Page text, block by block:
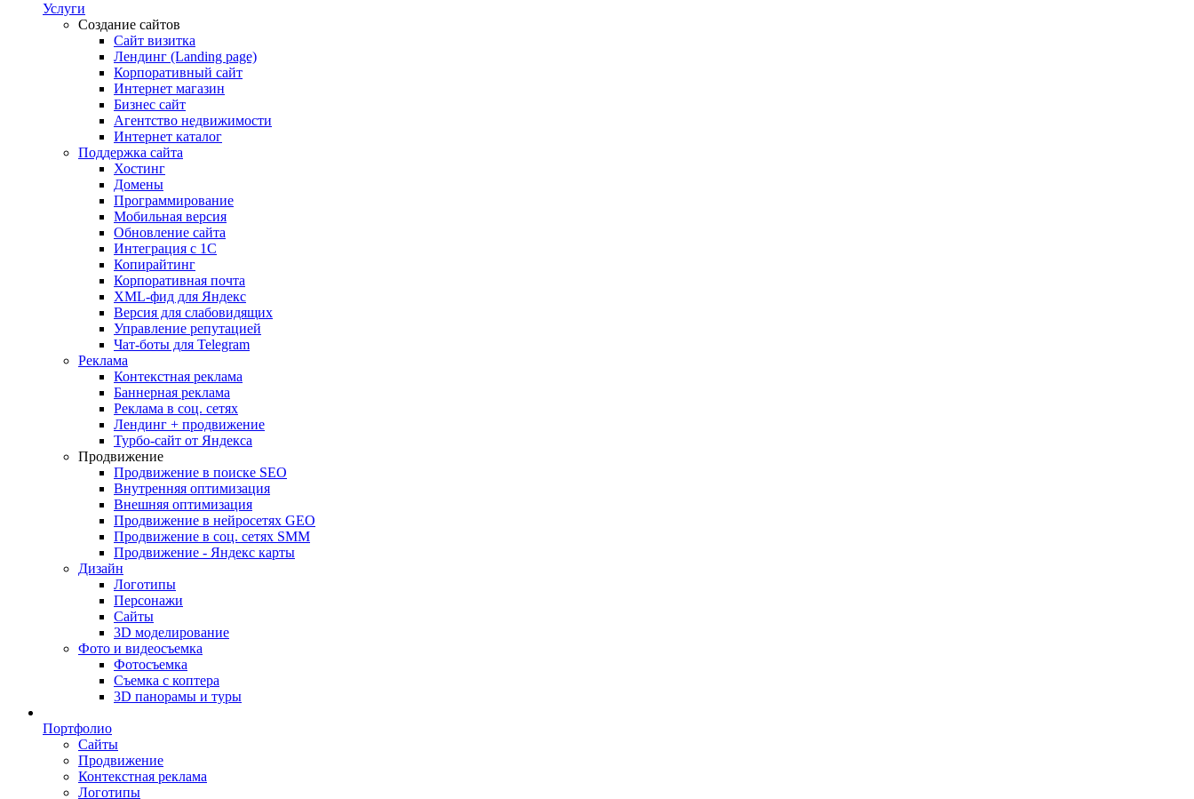
Услуги
Создание сайтов
Сайт визитка
Лендинг (Landing page)
Корпоративный сайт
Интернет магазин
Бизнес сайт
Агентство недвижимости
Интернет каталог
Поддержка сайта
Хостинг
Домены
Программирование
Мобильная версия
Обновление сайта
Интеграция с 1С
Копирайтинг
Корпоративная почта
XML-фид для Яндекс
Версия для слабовидящих
Управление репутацией
Чат-боты для Telegram
Реклама
Контекстная реклама
Баннерная реклама
Реклама в соц. сетях
Лендинг + продвижение
Турбо-сайт от Яндекса
Продвижение
Продвижение в поиске SEO
Внутренняя оптимизация
Внешняя оптимизация
Продвижение в нейросетях GEO
Продвижение в соц. сетях SMM
Продвижение - Яндекс карты
Дизайн
Логотипы
Персонажи
Сайты
3D моделирование
Фото и видеосъемка
Фотосъемка
Съемка с коптера
3D панорамы и туры
Портфолио
Сайты
Продвижение
Контекстная реклама
Логотипы